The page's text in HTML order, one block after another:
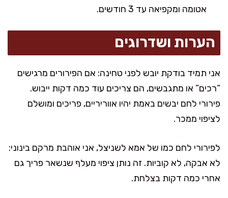
אטומה ומקפיאה עד 3 חודשים.
הערות ושדרוגים
אני תמיד בודקת יובש לפני טחינה: אם הפירורים מרגישים
“רכים” או מתגבשים, הם צריכים עוד כמה דקות ייבוש.
פירורי לחם יבשים באמת יהיו אווריריים, פריכים ומושלם
לציפוי ממכר.
לפירורי לחם כמו של אמא לשניצל, אני אוהבת מרקם בינוני:
לא אבקה, לא קוביות. זה נותן ציפוי מעלף שנשאר פריך גם
אחרי כמה דקות בצלחת.